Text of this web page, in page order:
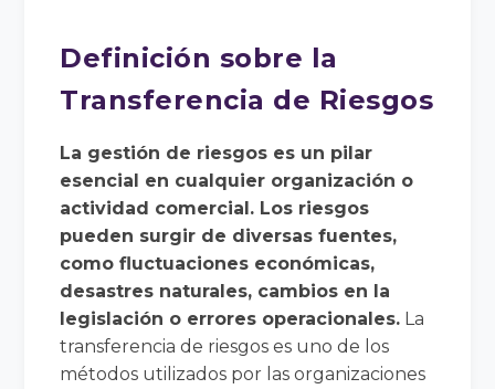
Definición sobre la
Transferencia de Riesgos
La gestión de riesgos es un pilar
esencial en cualquier organización o
actividad comercial. Los riesgos
pueden surgir de diversas fuentes,
como fluctuaciones económicas,
desastres naturales, cambios en la
legislación o errores operacionales. La
transferencia de riesgos es uno de los
métodos utilizados por las organizaciones